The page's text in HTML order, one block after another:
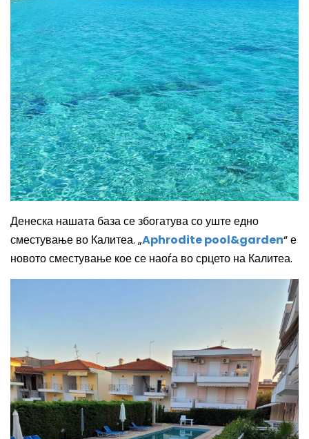
Денеска нашата база се збогатува со уште едно
сместување во Калитеа. „Aphrodite pool&garden“ е
новото сместување кое се наоѓа во срцето на Калитеа.